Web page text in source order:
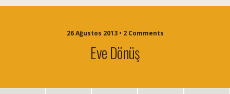
26 Ağustos 2013 • 2 Comments
Eve Dönüş